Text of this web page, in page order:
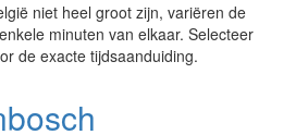
niet heel groot zijn, variëren de
minuten van elkaar. Selecteer
de exacte tijdsaanduiding.